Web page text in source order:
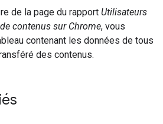
de la page du rapport Utilisateurs
contenus sur Chrome, vous
contenant les données de tous
des contenus.